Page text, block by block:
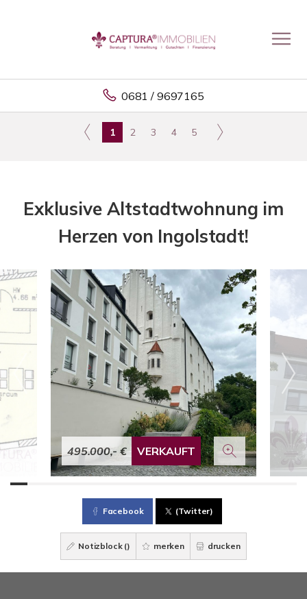
0681 / 9697165
1 2 3 4 5
Exklusive Altstadtwohnung im
Herzen von Ingolstadt!
495.000,- € VERKAUFT
Facebook (Twitter)
Notizblock () merken drucken